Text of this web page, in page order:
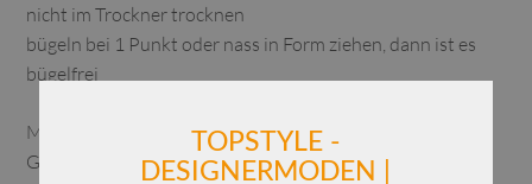
nicht im Trockner trocknen
bügeln bei 1 Punkt oder nass in Form ziehen, dann ist es
bügelfrei
Maße:
Gr. 1 – einfache Brustweite 45 cm – Hüftweite 53 cm –
TOPSTYLE -
DESIGNERMODEN |